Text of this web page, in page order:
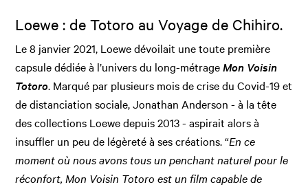
Loewe : de Totoro au Voyage de Chihiro.
Le 8 janvier 2021, Loewe dévoilait une toute première
capsule dédiée à l’univers du long-métrageMon Voisin
Totoro. Marqué par plusieurs mois de crise du Covid-19 et
de distanciation sociale, Jonathan Anderson - à la tête
des collections Loewe depuis 2013 - aspirait alors à
insuffler un peu de légèreté à ses créations. “En ce
moment où nous avons tous un penchant naturel pour le
réconfort, Mon Voisin Totoro est un film capable de